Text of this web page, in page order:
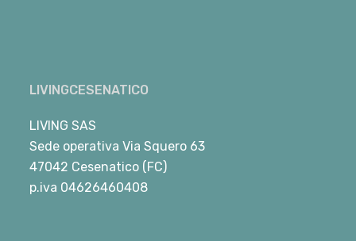
LIVINGCESENATICO
LIVING SAS
Sede operativa Via Squero 63
47042 Cesenatico (FC)
p.iva 04626460408